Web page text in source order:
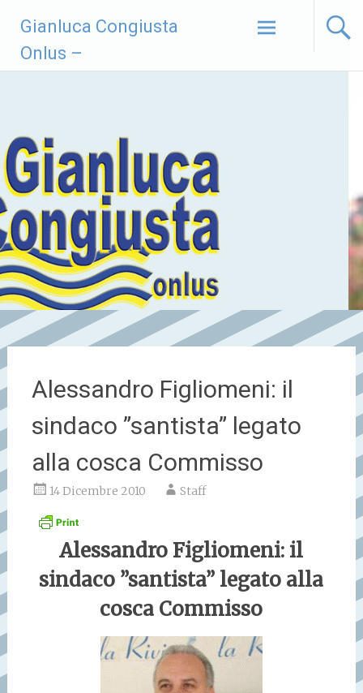
contenuto
Gianluca Congiusta
Onlus –
Alessandro Figliomeni: il
sindaco ”santista” legato
alla cosca Commisso
14 Dicembre 2010 Staff
Alessandro Figliomeni: il
sindaco ”santista” legato alla
cosca Commisso